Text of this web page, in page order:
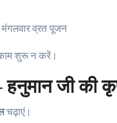
व्रत पूजन
शुरू न करें।
जी की
चढ़ाएं।